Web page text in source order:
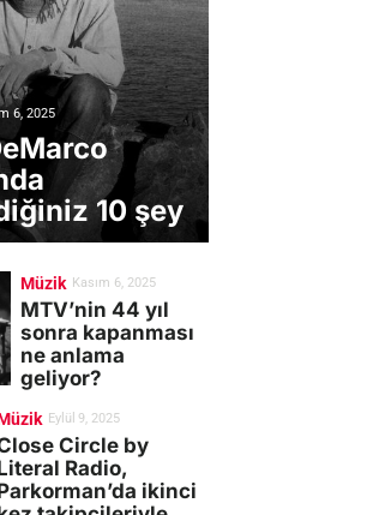
6, 2025
10 şey
Müzik Kasım 6, 2025
MTV’nin 44 yıl
sonra kapanması
ne anlama
geliyor?
Eylül 9, 2025
Circle by
Radio,
ikinci